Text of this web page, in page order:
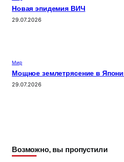
Новая эпидемия ВИЧ
29.07.2026
Мир
Мощное землетрясение в
29.07.2026
Возможно, вы пропустили